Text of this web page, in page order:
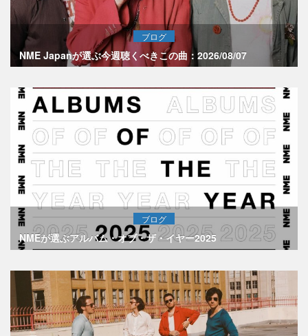
ブログ
NME Japanが選ぶ今週聴くべきこの曲：2026/08/07
ブログ
NMEが選ぶアルバム・オブ・ザ・イヤー2025